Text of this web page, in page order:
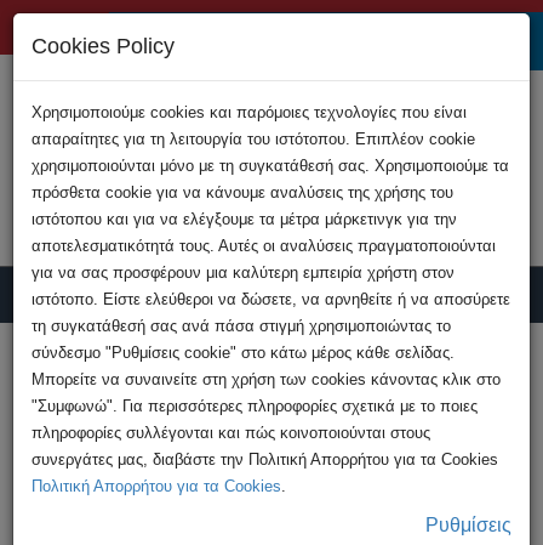
Υποβολή Καταγγελίας
HOME
Ανακοινώσεις
Ευρωπαϊκή Επιτροπή - απαγόρευση του
TikTok στο προσωπικό της
Cookies Policy
Χρησιμοποιούμε cookies και παρόμοιες τεχνολογίες που είναι
απαραίτητες για τη λειτουργία του ιστότοπου. Επιπλέον cookie
χρησιμοποιούνται μόνο με τη συγκατάθεσή σας. Χρησιμοποιούμε τα
πρόσθετα cookie για να κάνουμε αναλύσεις της χρήσης του
ιστότοπου και για να ελέγξουμε τα μέτρα μάρκετινγκ για την
αποτελεσματικότητά τους. Αυτές οι αναλύσεις πραγματοποιούνται
για να σας προσφέρουν μια καλύτερη εμπειρία χρήστη στον
ιστότοπο. Είστε ελεύθεροι να δώσετε, να αρνηθείτε ή να αποσύρετε
τη συγκατάθεσή σας ανά πάσα στιγμή χρησιμοποιώντας το
σύνδεσμο "Ρυθμίσεις cookie" στο κάτω μέρος κάθε σελίδας.
Μπορείτε να συναινείτε στη χρήση των cookies κάνοντας κλικ στο
"Συμφωνώ". Για περισσότερες πληροφορίες σχετικά με το ποιες
πληροφορίες συλλέγονται και πώς κοινοποιούνται στους
συνεργάτες μας, διαβάστε την Πολιτική Απορρήτου για τα Cookies
Πολιτική Απορρήτου για τα Cookies.
Ρυθμίσεις